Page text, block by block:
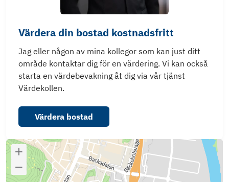
Värdera din bostad kostnadsfritt
Jag eller någon av mina kollegor som kan just ditt
område kontaktar dig för en värdering. Vi kan också
starta en värdebevakning åt dig via vår tjänst
Värdekollen.
Värdera bostad